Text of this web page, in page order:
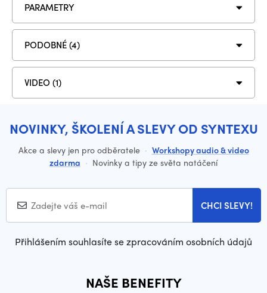
PARAMETRY
PODOBNÉ (4)
VIDEO (1)
NOVINKY, ŠKOLENÍ A SLEVY OD SYNTEXU
Akce a slevy jen pro odběratele · Workshopy audio & video
zdarma · Novinky a tipy ze světa natáčení
CHCI SLEVY!
Přihlášením souhlasíte se zpracováním osobních údajů
NAŠE BENEFITY